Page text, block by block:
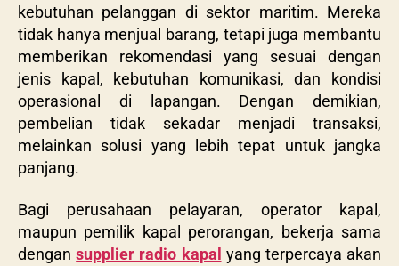
kebutuhan pelanggan di sektor maritim. Mereka
tidak hanya menjual barang, tetapi juga membantu
memberikan rekomendasi yang sesuai dengan
jenis kapal, kebutuhan komunikasi, dan kondisi
operasional di lapangan. Dengan demikian,
pembelian tidak sekadar menjadi transaksi,
melainkan solusi yang lebih tepat untuk jangka
panjang.
Bagi perusahaan pelayaran, operator kapal,
maupun pemilik kapal perorangan, bekerja sama
dengansupplier radio kapal yang terpercaya akan